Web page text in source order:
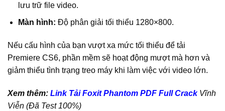
lưu trữ file video.
Màn hình: Độ phân giải tối thiểu 1280×800.
Nếu cấu hình của bạn vượt xa mức tối thiểu để tải
Premiere CS6, phần mềm sẽ hoạt động mượt mà hơn và
giảm thiểu tình trạng treo máy khi làm việc với video lớn.
Xem thêm: Link Tải Foxit Phantom PDF Full Crack Vĩnh
Viễn (Đã Test 100%)